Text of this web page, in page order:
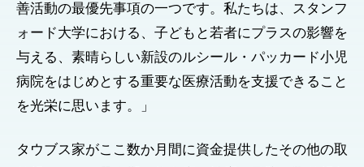
善活動の最優先事項の一つです。私たちは、スタンフ
ォード大学における、子どもと若者にプラスの影響を
与える、素晴らしい新設のルシール・パッカード小児
病院をはじめとする重要な医療活動を支援できること
を光栄に思います。」
タウブス家がここ数か月間に資金提供したその他の取